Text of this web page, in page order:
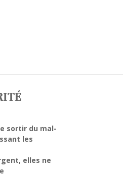
sortir du mal-
les
elles ne